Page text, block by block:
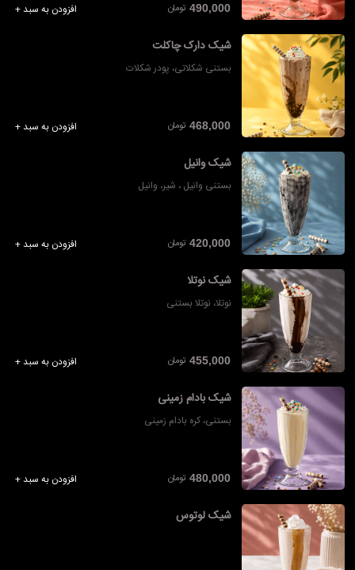
افزودن به سبد + 490,000 تومان
شیک دارک چاکلت
بستنی شکلاتی، پودر شکلات
افزودن به سبد + 468,000 تومان
شیک وانیل
بستنی وانیل ، شیر، وانیل
افزودن به سبد + 420,000 تومان
شیک نوتلا
نوتلا، نوتلا بستنی
افزودن به سبد + 455,000 تومان
شیک بادام زمینی
بستنی، کره بادام زمینی
افزودن به سبد + 480,000 تومان
شیک لوتوس